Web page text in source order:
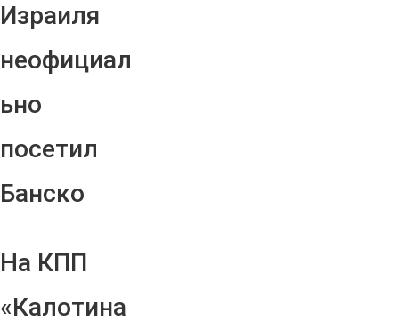
Израиля
неофициал
ьно
посетил
Банско
На КПП
«Калотина